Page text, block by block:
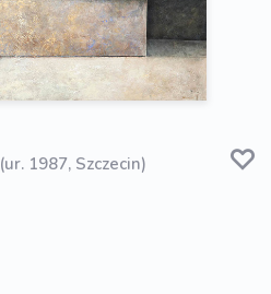
(ur. 1987, Szczecin)